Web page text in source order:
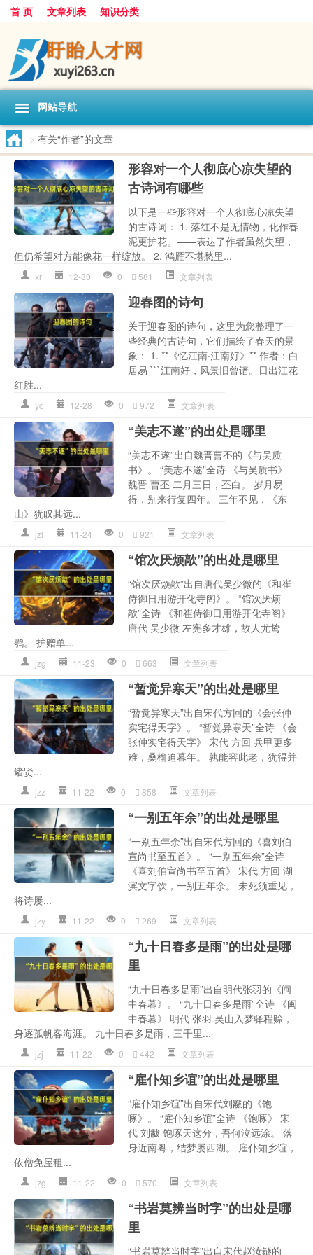
首 页 文章列表 知识分类
网站导航
> 有关“作者”的文章
形容对一个人彻底心凉失望的
古诗词有哪些
以下是一些形容对一个人彻底心凉失望
的古诗词： 1. 落红不是无情物，化作春
泥更护花。——表达了作者虽然失望，
但仍希望对方能像花一样绽放。 2. 鸿雁不堪愁里...
xr 12-30 0 581 文章列表
迎春图的诗句
关于迎春图的诗句，这里为您整理了一
些经典的古诗句，它们描绘了春天的景
象： 1. **《忆江南·江南好》** 作者：白
居易 ```江南好，风景旧曾谙。日出江花
红胜...
yc 12-28 0 972 文章列表
“美志不遂”的出处是哪里
“美志不遂”出自魏晋曹丕的《与吴质
书》。 “美志不遂”全诗 《与吴质书》
魏晋 曹丕 二月三日，丕白。 岁月易
得，别来行复四年。 三年不见，《东
山》犹叹其远...
jzl 11-24 0 921 文章列表
“馆次厌烦歊”的出处是哪里
“馆次厌烦歊”出自唐代吴少微的《和崔
侍御日用游开化寺阁》。 “馆次厌烦
歊”全诗 《和崔侍御日用游开化寺阁》
唐代 吴少微 左宪多才雄，故人尤鸷
鹗。 护赠单...
jzg 11-23 0 663 文章列表
“暂觉异寒天”的出处是哪里
“暂觉异寒天”出自宋代方回的《会张仲
实宅得天字》。 “暂觉异寒天”全诗 《会
张仲实宅得天字》 宋代 方回 兵甲更多
难，桑榆迫暮年。 孰能容此老，犹得并
诸贤...
jzz 11-22 0 858 文章列表
“一别五年余”的出处是哪里
“一别五年余”出自宋代方回的《喜刘伯
宣尚书至五首》。 “一别五年余”全诗
《喜刘伯宣尚书至五首》 宋代 方回 湖
滨文字饮，一别五年余。 未死须重见，
将诗屡...
jzy 11-22 0 269 文章列表
“九十日春多是雨”的出处是哪
里
“九十日春多是雨”出自明代张羽的《闽
中春暮》。 “九十日春多是雨”全诗 《闽
中春暮》 明代 张羽 吴山入梦驿程赊，
身逐孤帆客海涯。 九十日春多是雨，三千里...
jzj 11-22 0 442 文章列表
“雇仆知乡谊”的出处是哪里
“雇仆知乡谊”出自宋代刘黻的《饱
啄》。 “雇仆知乡谊”全诗 《饱啄》 宋
代 刘黻 饱啄天这分，吾何泣远涂。 落
身近南粤，结梦屡西湖。 雇仆知乡谊，
依僧免屋租...
jzg 11-22 0 570 文章列表
“书岩莫辨当时字”的出处是哪
里
“书岩莫辨当时字”出自宋代赵汝鐩的